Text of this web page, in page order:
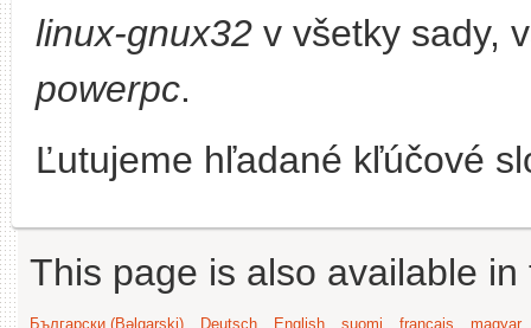
linux-gnux32 v všetky sady,
powerpc.
Ľutujeme hľadané kľúčové
This page is also available
Български (Bəlgarski) Deutsch English suomi français
magyar